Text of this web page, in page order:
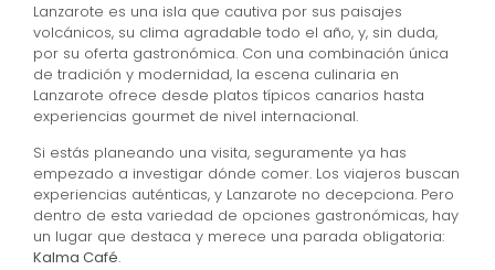
Lanzarote es una isla que cautiva por sus paisajes
volcánicos, su clima agradable todo el año, y, sin duda,
por su oferta gastronómica. Con una combinación única
de tradición y modernidad, la escena culinaria en
Lanzarote ofrece desde platos típicos canarios hasta
experiencias gourmet de nivel internacional.
Si estás planeando una visita, seguramente ya has
empezado a investigar dónde comer. Los viajeros buscan
experiencias auténticas, y Lanzarote no decepciona. Pero
dentro de esta variedad de opciones gastronómicas, hay
un lugar que destaca y merece una parada obligatoria:
Kalma Café.